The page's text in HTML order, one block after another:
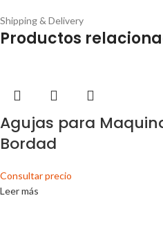
Shipping & Delivery
Productos
Agujas para
Bordad
Consultar precio
Leer más